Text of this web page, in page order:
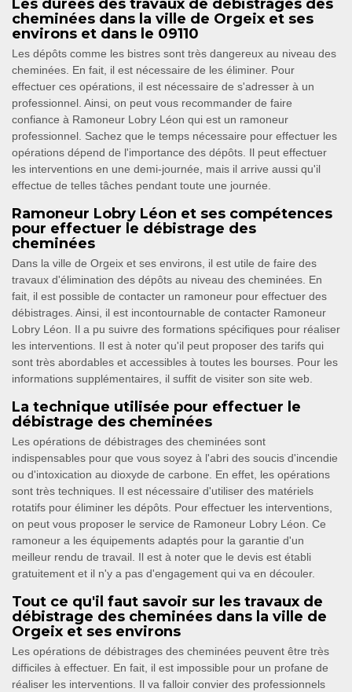
Les durées des travaux de débistrages des
cheminées dans la ville de Orgeix et ses
environs et dans le 09110
Les dépôts comme les bistres sont très dangereux au niveau des
cheminées. En fait, il est nécessaire de les éliminer. Pour
effectuer ces opérations, il est nécessaire de s'adresser à un
professionnel. Ainsi, on peut vous recommander de faire
confiance à Ramoneur Lobry Léon qui est un ramoneur
professionnel. Sachez que le temps nécessaire pour effectuer les
opérations dépend de l'importance des dépôts. Il peut effectuer
les interventions en une demi-journée, mais il arrive aussi qu'il
effectue de telles tâches pendant toute une journée.
Ramoneur Lobry Léon et ses compétences
pour effectuer le débistrage des
cheminées
Dans la ville de Orgeix et ses environs, il est utile de faire des
travaux d'élimination des dépôts au niveau des cheminées. En
fait, il est possible de contacter un ramoneur pour effectuer des
débistrages. Ainsi, il est incontournable de contacter Ramoneur
Lobry Léon. Il a pu suivre des formations spécifiques pour réaliser
les interventions. Il est à noter qu'il peut proposer des tarifs qui
sont très abordables et accessibles à toutes les bourses. Pour les
informations supplémentaires, il suffit de visiter son site web.
La technique utilisée pour effectuer le
débistrage des cheminées
Les opérations de débistrages des cheminées sont
indispensables pour que vous soyez à l'abri des soucis d'incendie
ou d'intoxication au dioxyde de carbone. En effet, les opérations
sont très techniques. Il est nécessaire d'utiliser des matériels
rotatifs pour éliminer les dépôts. Pour effectuer les interventions,
on peut vous proposer le service de Ramoneur Lobry Léon. Ce
ramoneur a les équipements adaptés pour la garantie d'un
meilleur rendu de travail. Il est à noter que le devis est établi
gratuitement et il n'y a pas d'engagement qui va en découler.
Tout ce qu'il faut savoir sur les travaux de
débistrage des cheminées dans la ville de
Orgeix et ses environs
Les opérations de débistrages des cheminées peuvent être très
difficiles à effectuer. En fait, il est impossible pour un profane de
réaliser les interventions. Il va falloir convier des professionnels